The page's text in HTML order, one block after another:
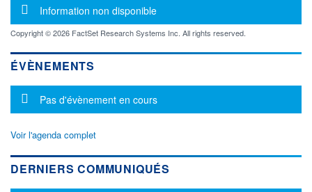
Message d'information
Information non disponible
Copyright © 2026 FactSet Research Systems Inc. All rights reserved.
ÉVÈNEMENTS
Message d'information
Pas d'évènement en cours
Voir l'agenda complet
DERNIERS COMMUNIQUÉS